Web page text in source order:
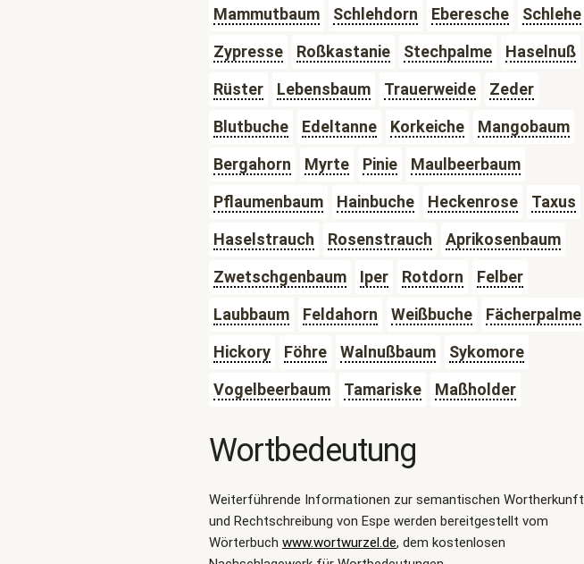
Mammutbaum
Schlehdorn Eberesche
Schlehe
Zypresse
Roßkastanie Stechpalme
Haselnuß
Rüster
Lebensbaum Trauerweide
Zeder
Blutbuche
Edeltanne Korkeiche
Mangobaum
Bergahorn
Myrte Pinie
Maulbeerbaum
Pflaumenbaum
Hainbuche Heckenrose
Taxus
Haselstrauch
Rosenstrauch
Aprikosenbaum
Zwetschgenbaum
Iper Rotdorn
Felber
Laubbaum
Feldahorn Weißbuche
Fächerpalme
Hickory
Föhre Walnußbaum
Sykomore
Vogelbeerbaum
Tamariske Maßholder
Wortbedeutung
Weiterführende Informationen zur semantischen Wortherkunft
und Rechtschreibung von Espe werden bereitgestellt vom
Wörterbuch www.wortwurzel.de, dem kostenlosen